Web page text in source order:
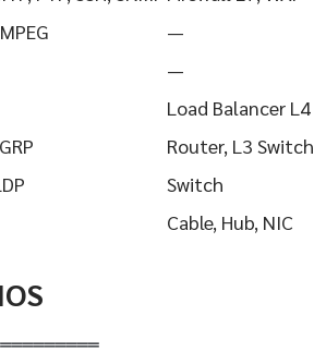
—
—
Load Balancer L4
Router, L3 Switch
Switch
Cable, Hub, NIC